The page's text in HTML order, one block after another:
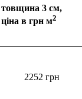
товщина 3 см,
ціна в грн м2
2252 грн